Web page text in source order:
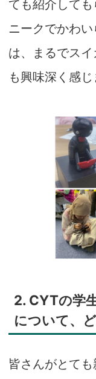
ても紹介して
ニークでかわ
は、まるでス
も興味深く感じ
2. CYTの学
について、
皆さんがとて